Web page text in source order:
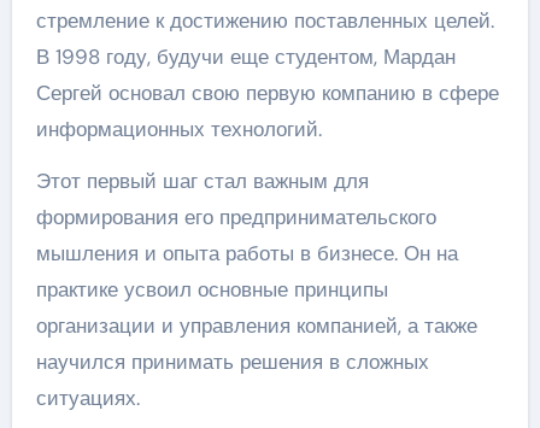
стремление к достижению поставленных целей.
В 1998 году, будучи еще студентом, Мардан
Сергей основал свою первую компанию в сфере
информационных технологий.
Этот первый шаг стал важным для
формирования его предпринимательского
мышления и опыта работы в бизнесе. Он на
практике усвоил основные принципы
организации и управления компанией, а также
научился принимать решения в сложных
ситуациях.